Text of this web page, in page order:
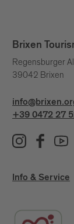
Brixen
Regensburger
39042 Brixen
+39 0472 27
Info & Service